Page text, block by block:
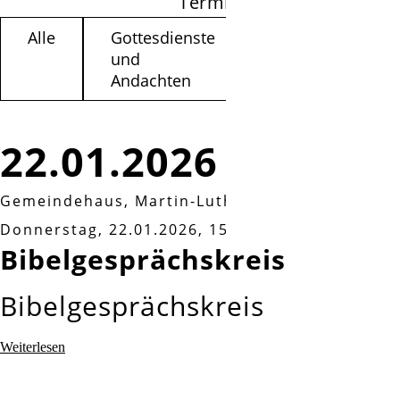
22.01.2026
Alle
Gottesdienste
und
Andachten
Gemeindehaus, Martin-Luther-Weg 3A,
Donnerstag, 22.01.2026, 15:00 Uhr
Bibelgesprächskreis
Bibelgesprächskreis
Weiterlesen